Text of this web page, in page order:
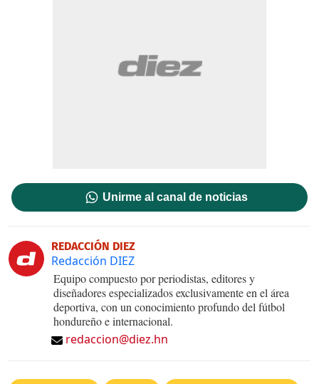
Unirme al canal de noticias
REDACCIÓN DIEZ
Redacción DIEZ
Equipo compuesto por periodistas, editores y
diseñadores especializados exclusivamente en el área
deportiva, con un conocimiento profundo del fútbol
hondureño e internacional.
redaccion@diez.hn